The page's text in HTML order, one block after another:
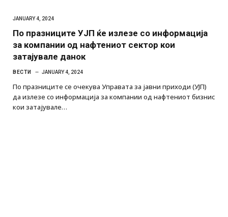
JANUARY 4, 2024
По празниците УЈП ќе излезе со информација
за компании од нафтениот сектор кои
затајувале данок
ВЕСТИ JANUARY 4, 2024
По празниците се очекува Управата за јавни приходи (УЈП)
да излезе со информација за компании од нафтениот бизнис
кои затајувале…